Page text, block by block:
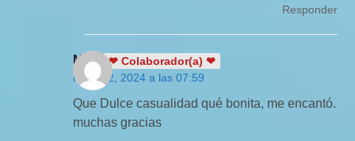
Responder
Meri
❤ Colaborador(a) ❤
marzo 2, 2024 a las 07:59
Que Dulce casualidad qué bonita, me encantó.
muchas gracias